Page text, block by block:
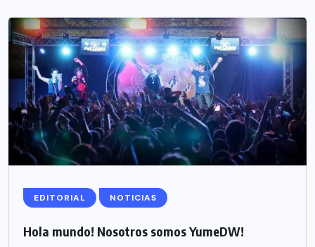
EDITORIAL NOTICIAS
Hola mundo! Nosotros somos YumeDW!